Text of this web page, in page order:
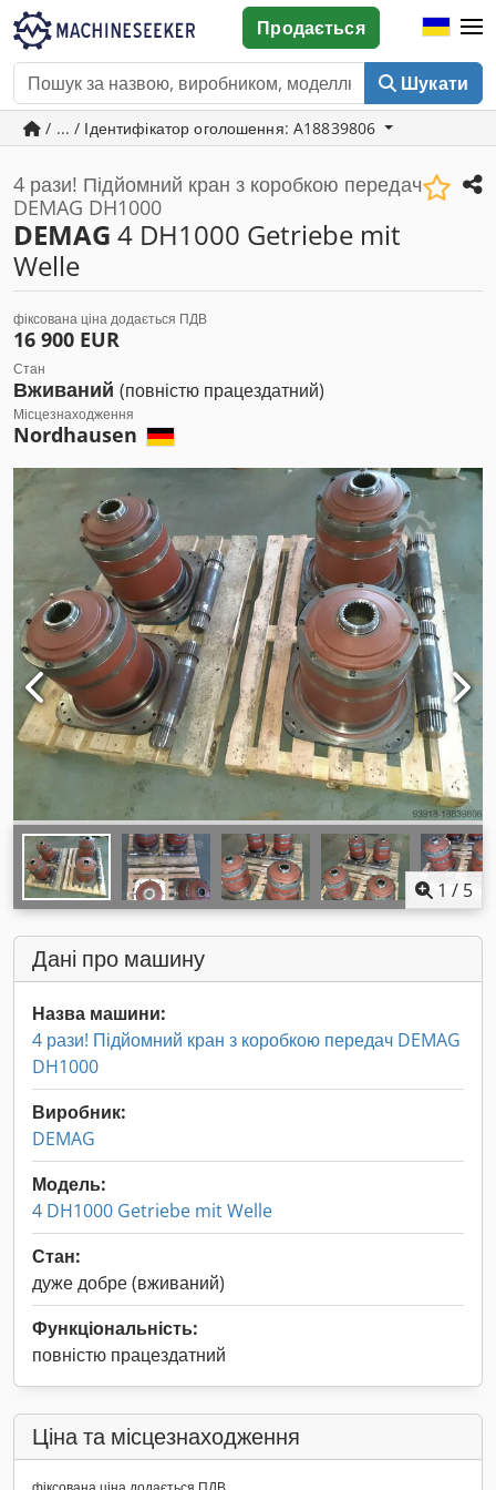
Шукати
Продається
/ ... / Ідентифікатор оголошення: A18839806
4 рази! Підйомний кран з коробкою передач
DEMAG DH1000
DEMAG 4 DH1000 Getriebe mit
Welle
фіксована ціна додається ПДВ
16 900 EUR
Стан
Вживаний (повністю працездатний)
Місцезнаходження
Nordhausen
1 / 5
Дані про машину
Назва машини:
4 рази! Підйомний кран з коробкою передач DEMAG
DH1000
Виробник:
DEMAG
Модель:
4 DH1000 Getriebe mit Welle
Стан:
дуже добре (вживаний)
Функціональність:
повністю працездатний
Ціна та місцезнаходження